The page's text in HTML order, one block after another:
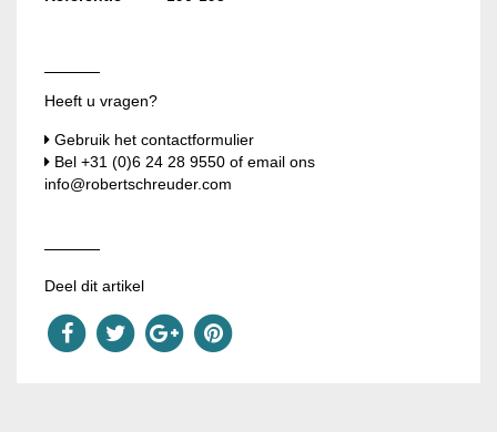
Heeft u vragen?
Gebruik het contactformulier
Bel +31 (0)6 24 28 9550 of email ons
info@robertschreuder.com
Deel dit artikel